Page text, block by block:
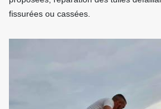
fissurées ou cassées.